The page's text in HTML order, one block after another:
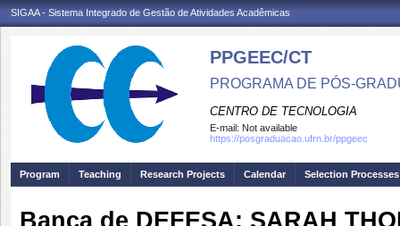
SIGAA - Sistema Integrado de Gestão de Atividades Acadêmicas
PPGEEC/CT
PROGRAMA DE PÓS-
CENTRO DE TECNOLOGIA
E-mail: Not available
https://posgraduacao.ufrn.br/ppgeec
Program Teaching Research Projects Calendar Selection Processes
Banca de DEFESA: SARAH